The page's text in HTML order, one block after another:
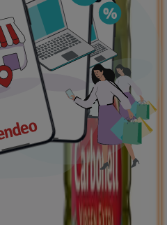
Freidora de airepatinete
comida
agua
Sevilla
Zaragoza
Alicante
Murcia
Córdoba Valladolid